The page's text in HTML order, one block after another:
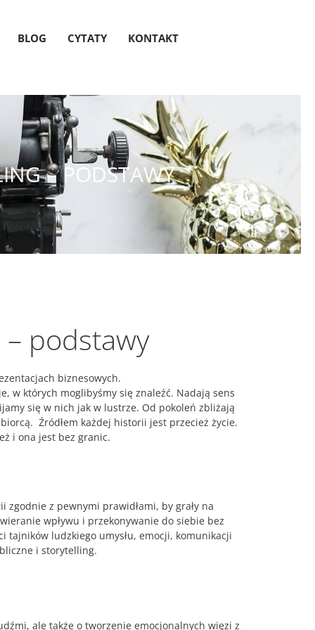
BLOG CYTATY KONTAKT
– PODSTAWY
podstawy
biznesowych.
w których moglibyśmy się znaleźć. Nadają sens
się w nich jak w lustrze. Od pokoleń zbliżają
Źródłem każdej historii jest przecież życie.
i ona jest bez granic.
z pewnymi prawidłami, by grały na
wpływu i przekonywanie do siebie bez
ludzkiego umysłu, emocji, komunikacji
i storytelling.
ale także o tworzenie emocjonalnych więzi z